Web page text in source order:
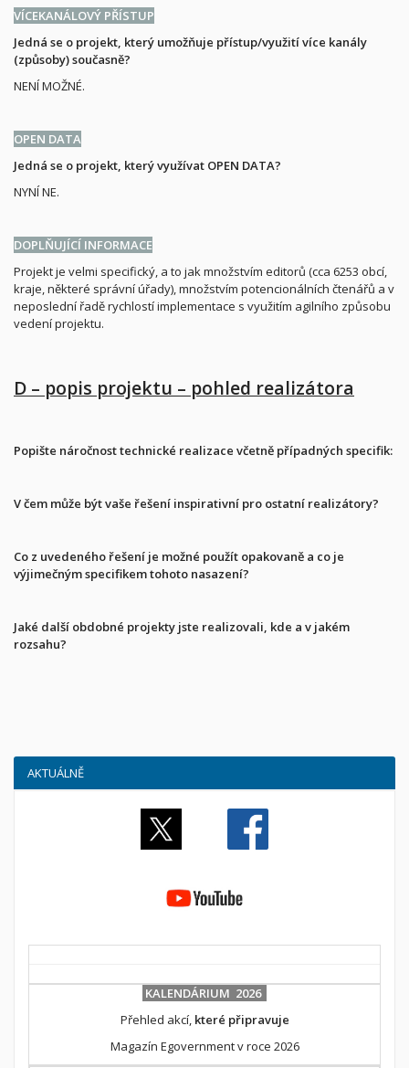
VÍCEKANÁLOVÝ PŘÍSTUP
Jedná se o projekt, který umožňuje přístup/využití více kanály
(způsoby) současně?
NENÍ MOŽNÉ.
OPEN DATA
Jedná se o projekt, který využívat OPEN DATA?
NYNÍ NE.
DOPLŇUJÍCÍ INFORMACE
Projekt je velmi specifický, a to jak množstvím editorů (cca 6253 obcí,
kraje, některé správní úřady), množstvím potencionálních čtenářů a v
neposlední řadě rychlostí implementace s využitím agilního způsobu
vedení projektu.
D – popis projektu – pohled realizátora
Popište náročnost technické realizace včetně případných specifik:
V čem může být vaše řešení inspirativní pro ostatní realizátory?
Co z uvedeného řešení je možné použít opakovaně a co je
výjimečným specifikem tohoto nasazení?
Jaké další obdobné projekty jste realizovali, kde a v jakém
rozsahu?
AKTUÁLNĚ
KALENDÁRIUM 2026
Přehled akcí, které připravuje
Magazín Egovernment v roce 2026